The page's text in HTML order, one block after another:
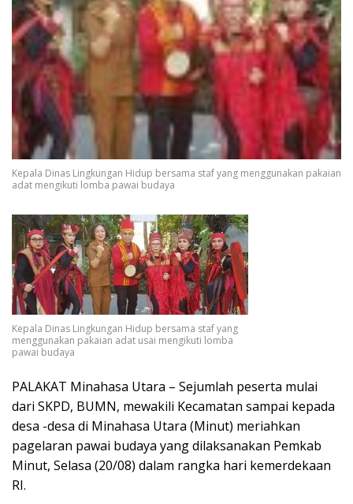
Kepala Dinas Lingkungan Hidup bersama staf yang menggunakan pakaian
adat mengikuti lomba pawai budaya
Kepala Dinas Lingkungan Hidup bersama staf yang
menggunakan pakaian adat usai mengikuti lomba
pawai budaya
PALAKAT Minahasa Utara – Sejumlah peserta mulai
dari SKPD, BUMN, mewakili Kecamatan sampai kepada
desa -desa di Minahasa Utara (Minut) meriahkan
pagelaran pawai budaya yang dilaksanakan Pemkab
Minut, Selasa (20/08) dalam rangka hari kemerdekaan
RI.